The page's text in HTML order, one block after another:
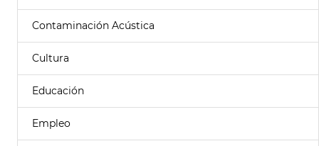
Contaminación Acústica
Cultura
Educación
Empleo